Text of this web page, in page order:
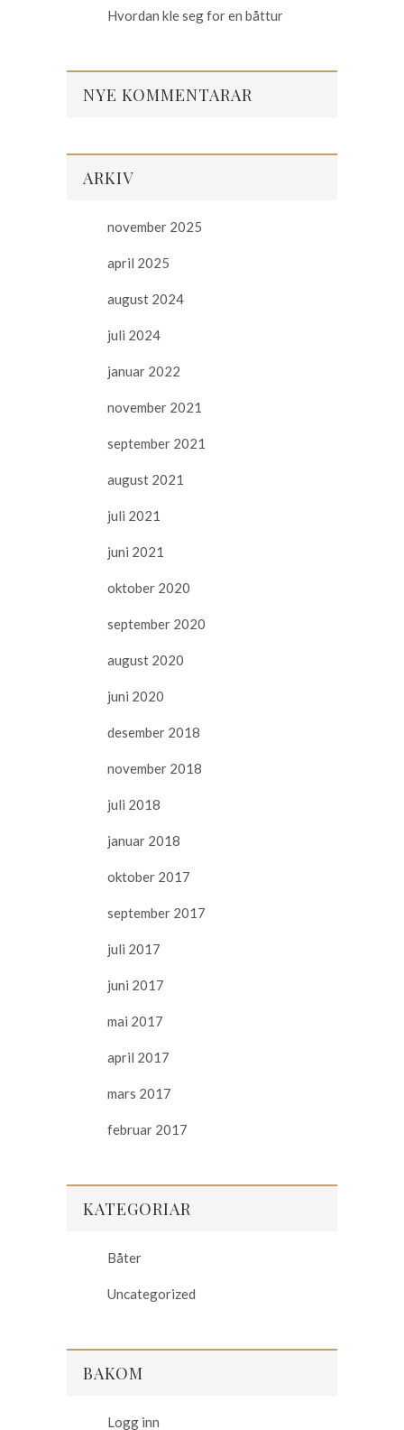
Hvordan kle seg for en båttur
NYE KOMMENTARAR
ARKIV
november 2025
april 2025
august 2024
juli 2024
januar 2022
november 2021
september 2021
august 2021
juli 2021
juni 2021
oktober 2020
september 2020
august 2020
juni 2020
desember 2018
november 2018
juli 2018
januar 2018
oktober 2017
september 2017
juli 2017
juni 2017
mai 2017
april 2017
mars 2017
februar 2017
KATEGORIAR
Båter
Uncategorized
BAKOM
Logg inn